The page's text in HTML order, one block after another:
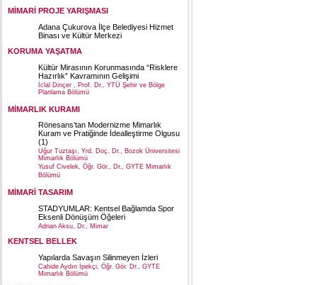
MİMARİ PROJE YARIŞMASI
Adana Çukurova İlçe Belediyesi Hizmet
Binası ve Kültür Merkezi
KORUMA YAŞATMA
Kültür Mirasının Korunmasında “Risklere
Hazırlık” Kavramının Gelişimi
İclal Dinçer , Prof. Dr., YTÜ Şehir ve Bölge
Planlama Bölümü
MİMARLIK KURAMI
Rönesans’tan Modernizme Mimarlık
Kuram ve Pratiğinde İdealleştirme Olgusu
(1)
Uğur Tuztaşı, Yrd. Doç. Dr., Bozok Üniversitesi
Mimarlık Bölümü
Yusuf Civelek, Öğr. Gör., Dr., GYTE Mimarlık
Bölümü
MİMARİ TASARIM
STADYUMLAR: Kentsel Bağlamda Spor
Eksenli Dönüşüm Öğeleri
Adnan Aksu, Dr., Mimar
KENTSEL BELLEK
Yapılarda Savaşın Silinmeyen İzleri
Cahide Aydın İpekçi, Öğr. Gör. Dr., GYTE
Mimarlık Bölümü